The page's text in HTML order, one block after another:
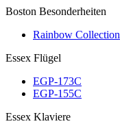
Boston Besonderheiten
Rainbow Collection
Essex Flügel
EGP-173C
EGP-155C
Essex Klaviere